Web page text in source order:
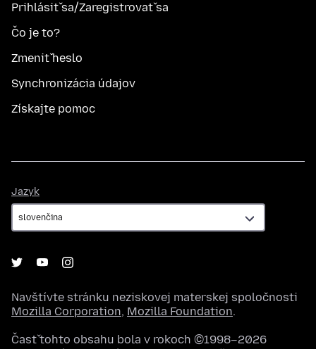
Prihlásiť sa/Zaregistrovať sa
Čo je to?
Zmeniť heslo
Synchronizácia údajov
Získajte pomoc
Jazyk
Navštívte stránku neziskovej materskej spoločnosti
Mozilla Corporation, Mozilla Foundation.
Časť tohto obsahu bola v rokoch ©1998–2026